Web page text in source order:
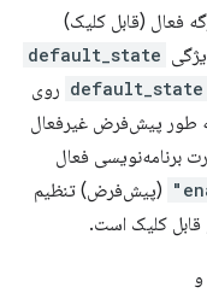
فعال (قابل کلیک)
default_state
default_state روی
طور پیش‌فرض غیرفعال
برنامه‌نویسی فعال
(پیش‌فرض) تنظیم
کلیک است.
و